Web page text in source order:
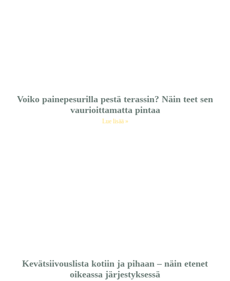
Voiko painepesurilla pestä terassin? Näin teet sen
vaurioittamatta pintaa
Lue lisää »
Kevätsiivouslista kotiin ja pihaan – näin etenet
oikeassa järjestyksessä